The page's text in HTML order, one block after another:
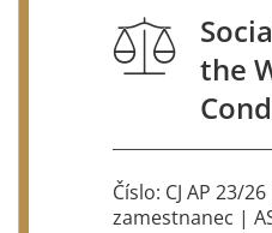
the
Číslo: CJ AP 23/
zamestnanec |